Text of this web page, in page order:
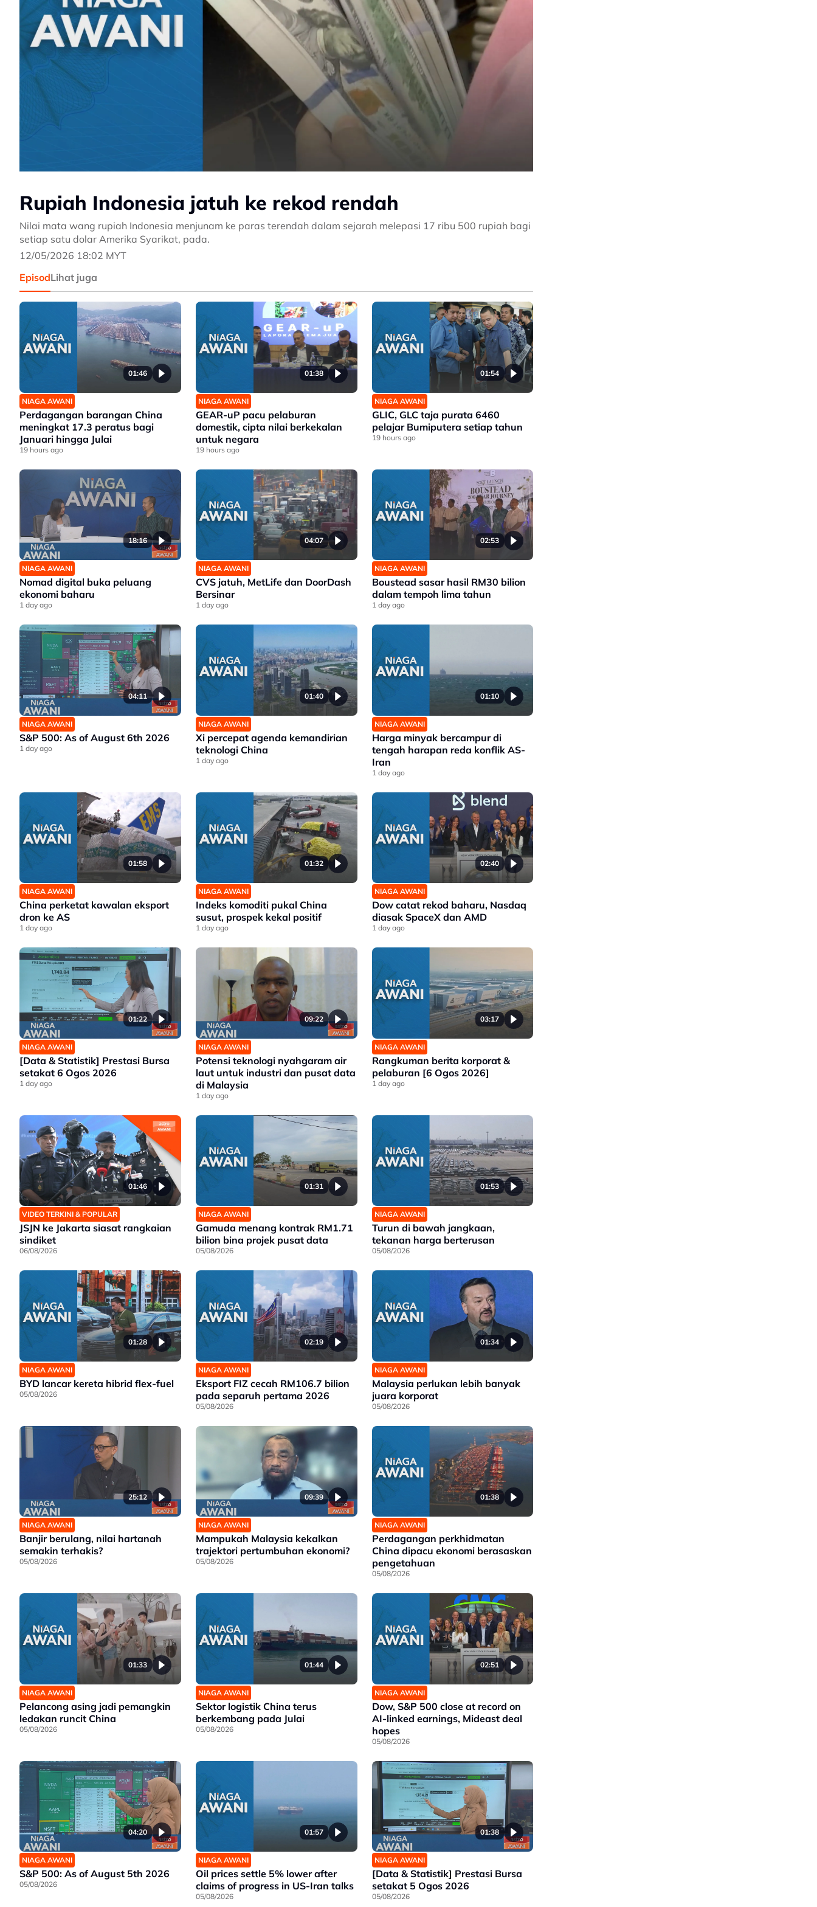
Rupiah Indonesia jatuh ke rekod rendah
Nilai mata wang rupiah Indonesia menjunam ke paras terendah dalam sejarah melepasi 17 ribu 500 rupiah bagi
setiap satu dolar Amerika Syarikat, pada.
12/05/2026 18:02 MYT
EpisodLihat juga
01:46
NIAGA AWANI
Perdagangan barangan China
meningkat 17.3 peratus bagi
Januari hingga Julai
19 hours ago
01:38
NIAGA AWANI
GEAR-uP pacu pelaburan
domestik, cipta nilai berkekalan
untuk negara
19 hours ago
01:54
NIAGA AWANI
GLIC, GLC taja purata 6460
pelajar Bumiputera setiap tahun
19 hours ago
18:16
NIAGA AWANI
Nomad digital buka peluang
ekonomi baharu
1 day ago
04:07
NIAGA AWANI
CVS jatuh, MetLife dan DoorDash
Bersinar
1 day ago
02:53
NIAGA AWANI
Boustead sasar hasil RM30 bilion
dalam tempoh lima tahun
1 day ago
04:11
NIAGA AWANI
S&P 500: As of August 6th 2026
1 day ago
01:40
NIAGA AWANI
Xi percepat agenda kemandirian
teknologi China
1 day ago
01:10
NIAGA AWANI
Harga minyak bercampur di
tengah harapan reda konflik AS-
Iran
1 day ago
01:58
NIAGA AWANI
China perketat kawalan eksport
dron ke AS
1 day ago
01:32
NIAGA AWANI
Indeks komoditi pukal China
susut, prospek kekal positif
1 day ago
02:40
NIAGA AWANI
Dow catat rekod baharu, Nasdaq
diasak SpaceX dan AMD
1 day ago
01:22
NIAGA AWANI
[Data & Statistik] Prestasi Bursa
setakat 6 Ogos 2026
1 day ago
09:22
NIAGA AWANI
Potensi teknologi nyahgaram air
laut untuk industri dan pusat data
di Malaysia
1 day ago
03:17
NIAGA AWANI
Rangkuman berita korporat &
pelaburan [6 Ogos 2026]
1 day ago
01:46
VIDEO TERKINI & POPULAR
JSJN ke Jakarta siasat rangkaian
sindiket
06/08/2026
01:31
NIAGA AWANI
Gamuda menang kontrak RM1.71
bilion bina projek pusat data
05/08/2026
01:53
NIAGA AWANI
Turun di bawah jangkaan,
tekanan harga berterusan
05/08/2026
01:28
NIAGA AWANI
BYD lancar kereta hibrid flex-fuel
05/08/2026
02:19
NIAGA AWANI
Eksport FIZ cecah RM106.7 bilion
pada separuh pertama 2026
05/08/2026
01:34
NIAGA AWANI
Malaysia perlukan lebih banyak
juara korporat
05/08/2026
25:12
NIAGA AWANI
Banjir berulang, nilai hartanah
semakin terhakis?
05/08/2026
09:39
NIAGA AWANI
Mampukah Malaysia kekalkan
trajektori pertumbuhan ekonomi?
05/08/2026
01:38
NIAGA AWANI
Perdagangan perkhidmatan
China dipacu ekonomi berasaskan
pengetahuan
05/08/2026
01:33
NIAGA AWANI
Pelancong asing jadi pemangkin
ledakan runcit China
05/08/2026
01:44
NIAGA AWANI
Sektor logistik China terus
berkembang pada Julai
05/08/2026
02:51
NIAGA AWANI
Dow, S&P 500 close at record on
AI-linked earnings, Mideast deal
hopes
05/08/2026
04:20
NIAGA AWANI
S&P 500: As of August 5th 2026
05/08/2026
01:57
NIAGA AWANI
Oil prices settle 5% lower after
claims of progress in US-Iran talks
05/08/2026
01:38
NIAGA AWANI
[Data & Statistik] Prestasi Bursa
setakat 5 Ogos 2026
05/08/2026